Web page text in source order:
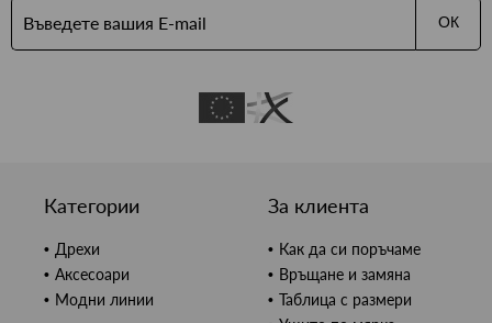
ОК
Категории
Дрехи
Аксесоари
Модни линии
За клиента
Как да си поръчаме
Връщане и замяна
Таблица с размери